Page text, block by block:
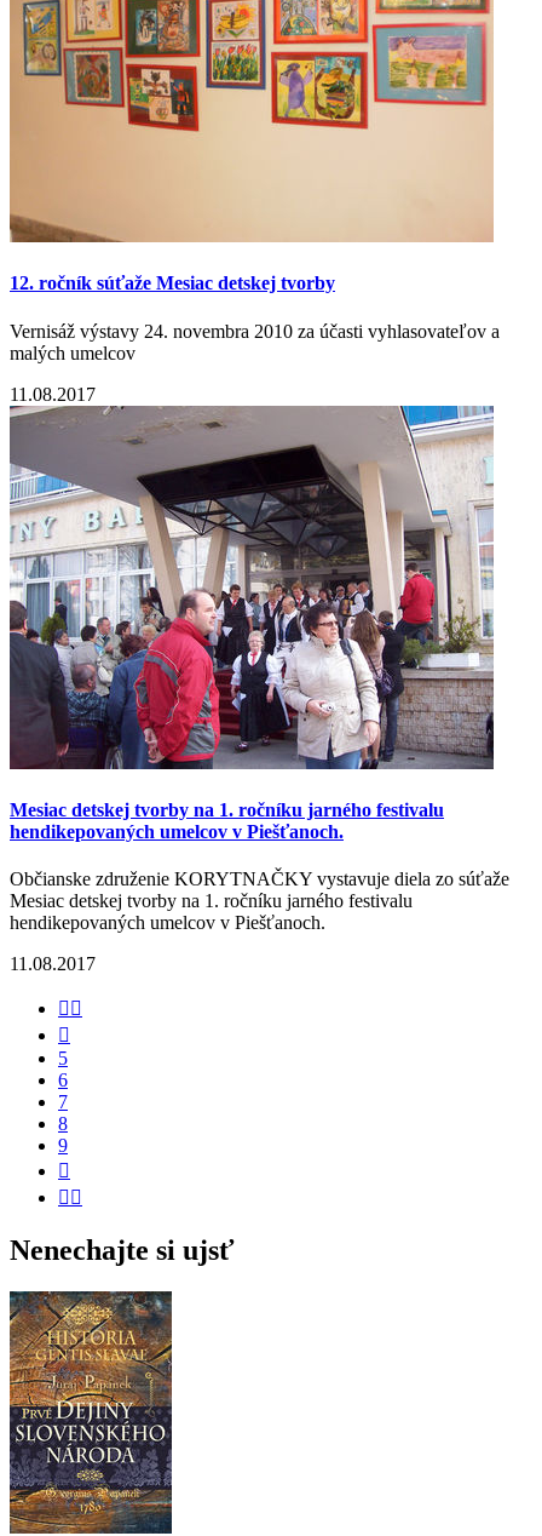
12. ročník súťaže Mesiac detskej tvorby
Vernisáž výstavy 24. novembra 2010 za účasti vyhlasovateľov a
malých umelcov
11.08.2017
Mesiac detskej tvorby na 1. ročníku jarného festivalu
hendikepovaných umelcov v Piešťanoch.
Občianske združenie KORYTNAČKY vystavuje diela zo súťaže
Mesiac detskej tvorby na 1. ročníku jarného festivalu
hendikepovaných umelcov v Piešťanoch.
11.08.2017


5
6
7
8
9


Nenechajte si ujsť